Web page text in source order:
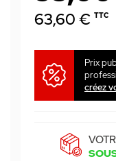
63,60 € TTC
Prix
créez